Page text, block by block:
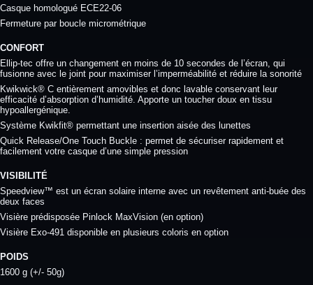
Casque homologué ECE22-06
Fermeture par boucle micrométrique
CONFORT
Ellip-tec offre un changement en moins de 10 secondes de l’écran, qui
fusionne avec le joint pour maximiser l’imperméabilité et réduire la sonorité
Kwikwick® C entièrement amovibles et donc lavable conservant leur
efficacité d’absorption d’humidité. Apporte un toucher doux en tissu
hypoallergénique.
Système Kwikfit® permettant une insertion aisée des lunettes
Quick Release/One Touch Buckle : permet de sécuriser rapidement et
facilement votre casque d’une simple pression
VISIBILITÉ
Speedview™ est un écran solaire interne avec un revêtement anti-buée des
deux faces
Visière prédisposée Pinlock MaxVision (en option)
Visière Exo-491 disponible en plusieurs coloris en option
POIDS
1600 g (+/- 50g)